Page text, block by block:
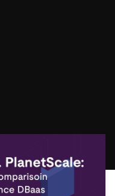
認定資格試験